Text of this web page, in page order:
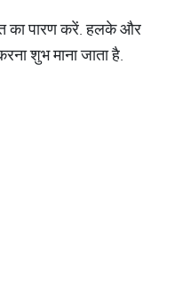
का पारण करें. हलके और
शुभ माना जाता है.